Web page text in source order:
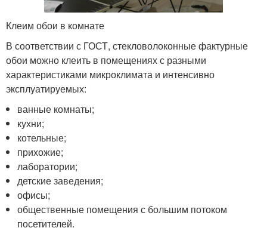
Клеим обои в комнате
В соответствии с ГОСТ, стекловолоконные фактурные
обои можно клеить в помещениях с разными
характеристиками микроклимата и интенсивно
эксплуатируемых:
ванные комнаты;
кухни;
котельные;
прихожие;
лаборатории;
детские заведения;
офисы;
общественные помещения с большим потоком
посетителей.